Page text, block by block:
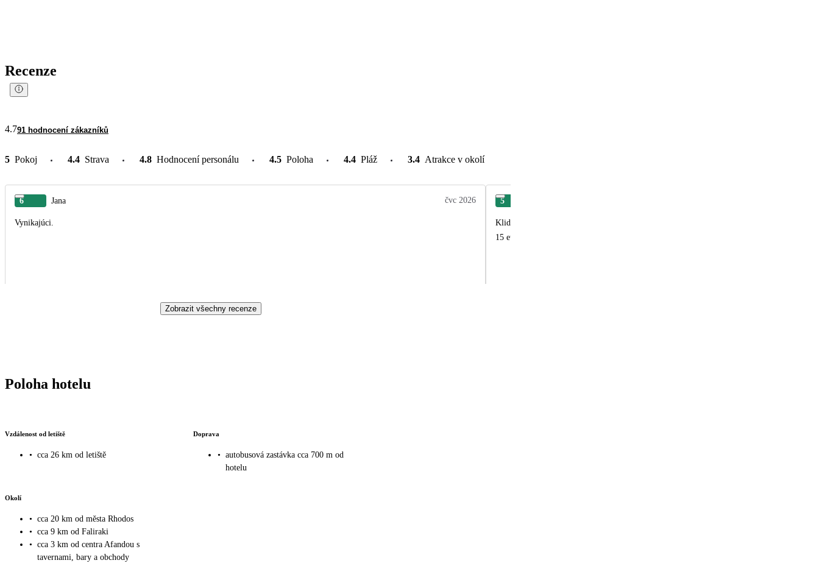
Recenze
4.791 hodnocení zákazníků
5 Pokoj 4.4 Strava 4.8 Hodnocení personálu 4.5 Poloha 4.4 Pláž 3.4 Atrakce v okolí
6 Jana čvc 2026
Vynikajúci.
5
Klidný pobyt, východní pobřeží, vítr minimálně, oblázková pláž, čisté a teplé moře - byl začátek léta Plážový servis u
15 euro na den - negativní
Zobrazit všechny recenze
Poloha hotelu
Vzdálenost od letiště
• cca 26 km od letiště
Doprava
• autobusová zastávka cca 700 m od
hotelu
Okolí
• cca 20 km od města Rhodos
• cca 9 km od Faliraki
• cca 3 km od centra Afandou s
tavernami, bary a obchody